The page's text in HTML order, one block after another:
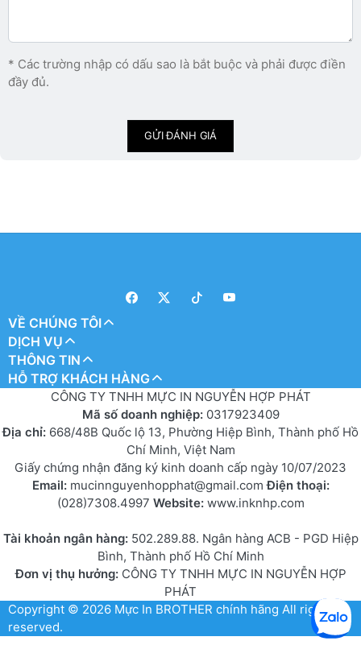
* Các trường nhập có dấu sao là bắt buộc và phải được điền
đầy đủ.
GỬI ĐÁNH GIÁ
VỀ CHÚNG TÔI
DỊCH VỤ
THÔNG TIN
HỖ TRỢ KHÁCH HÀNG
CÔNG TY TNHH MỰC IN NGUYỄN HỢP PHÁT
Mã số doanh nghiệp: 0317923409
Địa chỉ: 668/48B Quốc lộ 13, Phường Hiệp Bình, Thành phố Hồ
Chí Minh, Việt Nam
Giấy chứng nhận đăng ký kinh doanh cấp ngày 10/07/2023
Email: mucinnguyenhopphat@gmail.comĐiện thoại:
(028)7308.4997 Website: www.inknhp.com
Tài khoản ngân hàng: 502.289.88. Ngân hàng ACB - PGD Hiệp
Bình, Thành phố Hồ Chí Minh
Đơn vị thụ hưởng:CÔNG TY TNHH MỰC IN NGUYỄN HỢP
PHÁT
Copyright © 2026 Mực In BROTHER chính hãng All rights
reserved.